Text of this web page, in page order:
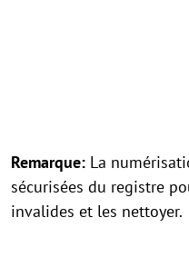
Remarque: La
sécurisées du registre
invalides et les nettoyer.